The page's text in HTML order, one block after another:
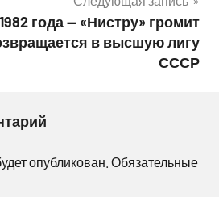
года — «Нистру» громит
в высшую лигу
СССР
опубликован. Обязательные